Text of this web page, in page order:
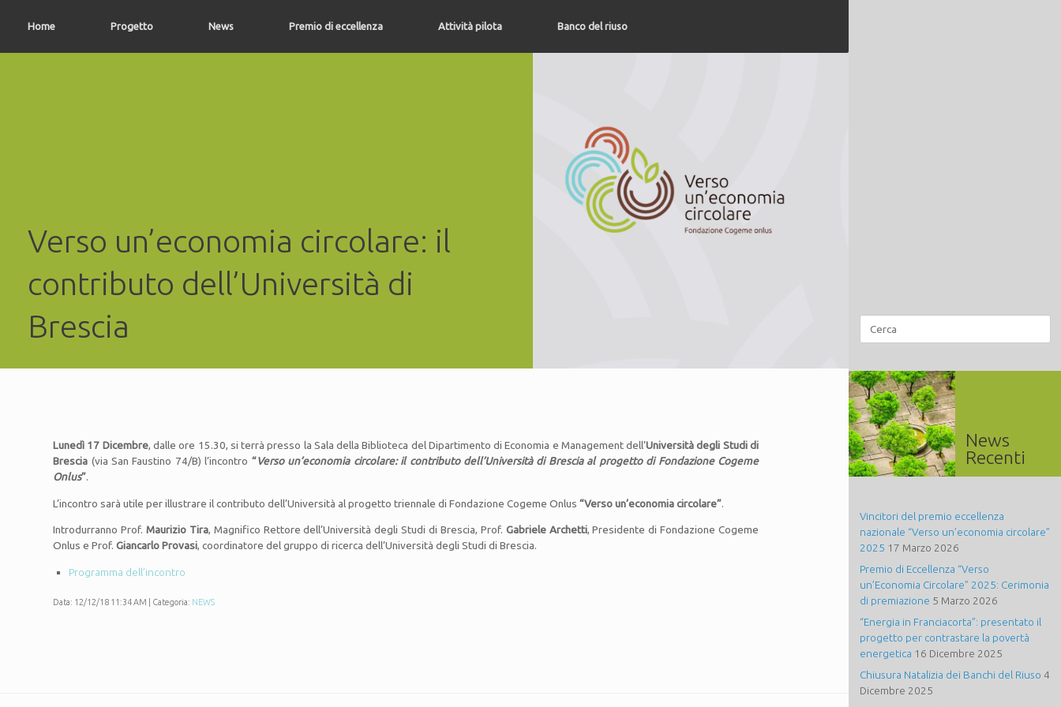
Home Progetto News Premio di eccellenza Attività pilota Banco del riuso
Verso un’economia circolare: il
contributo dell’Università di
Brescia
Lunedì 17 Dicembre, dalle ore 15.30, si terrà presso la Sala della Biblioteca del Dipartimento di Economia e Management dell’Università degli Studi di
Brescia (via San Faustino 74/B) l’incontro “Verso un’economia circolare: il contributo dell’Università di Brescia al progetto di Fondazione Cogeme
Onlus”.
L’incontro sarà utile per illustrare il contributo dell’Università al progetto triennale di Fondazione Cogeme Onlus“Verso un’economia circolare”.
Introdurranno Prof. Maurizio Tira, Magnifico Rettore dell’Università degli Studi di Brescia, Prof. Gabriele Archetti, Presidente di Fondazione Cogeme
Onlus e Prof.Giancarlo Provasi, coordinatore del gruppo di ricerca dell’Università degli Studi di Brescia.
Programma dell’incontro
Data: 12/12/18 11:34 AM | Categoria: NEWS
News
Recenti
Vincitori del premio eccellenza
nazionale “Verso un’economia circolare”
2025 17 Marzo 2026
Premio di Eccellenza “Verso
un’Economia Circolare” 2025: Cerimonia
di premiazione 5 Marzo 2026
“Energia in Franciacorta”: presentato il
progetto per contrastare la povertà
energetica 16 Dicembre 2025
Chiusura Natalizia dei Banchi del Riuso 4
Dicembre 2025